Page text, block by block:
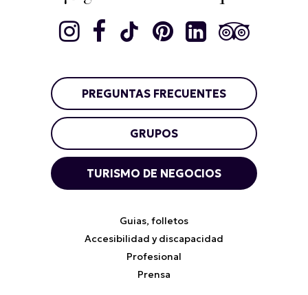
PREGUNTAS FRECUENTES
GRUPOS
TURISMO DE NEGOCIOS
Guias, folletos
Accesibilidad y discapacidad
Profesional
Prensa